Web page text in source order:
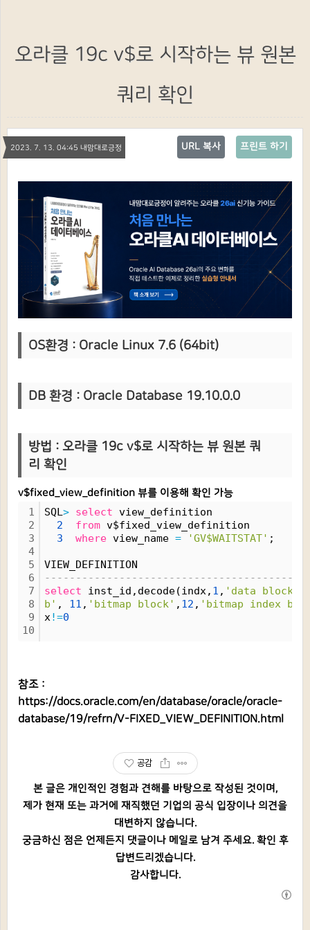
오라클 19c v$로 시작하는 뷰 원본
쿼리 확인
2023. 7. 13. 04:45 내맘대로긍정 프린트 하기
URL 복사
OS환경 : Oracle Linux 7.6 (64bit)
DB 환경 : Oracle Database 19.10.0.0
방법 : 오라클 19c v$로 시작하는 뷰 원본 쿼
리 확인
v$fixed_view_definition 뷰를 이용해 확인 가능
1
2
3
4
5
6
7
8
9
10
SQL> select view_definition
2
from v$fixed_view_definition
3
where view_name = 'GV$WAITSTAT' ;
VIEW_DEFINITION
select inst_id,decode(indx, 1 , 'data block'
b' , 11 , 'bitmap block' , 12 , 'bitmap index
x!=0
참조 :
https://docs.oracle.com/en/database/oracle/oracle-
database/19/refrn/V-FIXED_VIEW_DEFINITION.html
공감
본 글은 개인적인 경험과 견해를 바탕으로 작성된 것이며,
제가 현재 또는 과거에 재직했던 기업의 공식 입장이나 의견을
대변하지 않습니다.
궁금하신 점은 언제든지 댓글이나 메일로 남겨 주세요. 확인 후
답변드리겠습니다.
감사합니다.